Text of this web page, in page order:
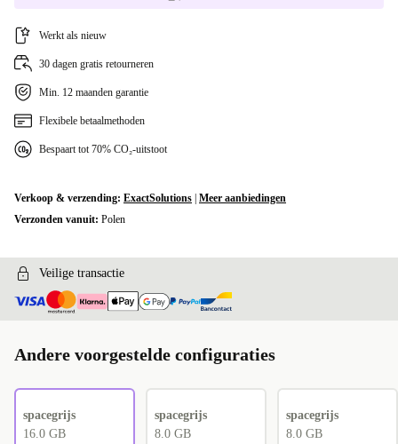
Werkt als nieuw
30 dagen gratis retourneren
Min. 12 maanden garantie
Flexibele betaalmethoden
Bespaart tot 70% CO₂-uitstoot
Verkoop & verzending: ExactSolutions Meer aanbiedingen
Verzonden vanuit: Polen
Veilige transactie
Andere voorgestelde configuraties
spacegrijs
16.0 GB
spacegrijs
8.0 GB
spacegrijs
8.0 GB